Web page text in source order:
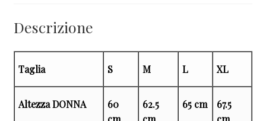
Descrizione
Taglia S M L XL
Altezza DONNA
60
62.5
65 cm
67.5